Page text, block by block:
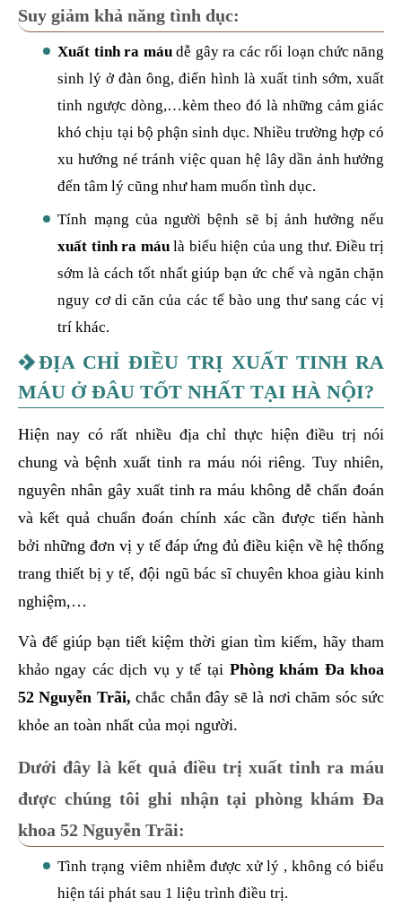
Suy giảm khả năng tình dục:
Xuất tinh ra máudễ gây ra các rối loạn chức năng
sinh lý ở đàn ông, điển hình là xuất tinh sớm, xuất
tinh ngược dòng,…kèm theo đó là những cảm giác
khó chịu tại bộ phận sinh dục. Nhiều trường hợp có
xu hướng né tránh việc quan hệ lây dần ảnh hưởng
đến tâm lý cũng như ham muốn tình dục.
Tính mạng của người bệnh sẽ bị ảnh hưởng nếu
xuất tinh ra máulà biểu hiện của ung thư. Điều trị
sớm là cách tốt nhất giúp bạn ức chế và ngăn chặn
nguy cơ di căn của các tế bào ung thư sang các vị
trí khác.
ĐỊA CHỈ ĐIỀU TRỊ XUẤT TINH RA
MÁU Ở ĐÂU TỐT NHẤT TẠI HÀ NỘI?
Hiện nay có rất nhiều địa chỉ thực hiện điều trị nói
chung và bệnh xuất tinh ra máu nói riêng. Tuy nhiên,
nguyên nhân gây xuất tinh ra máu không dễ chẩn đoán
và kết quả chuẩn đoán chính xác cần được tiến hành
bởi những đơn vị y tế đáp ứng đủ điều kiện về hệ thống
trang thiết bị y tế, đội ngũ bác sĩ chuyên khoa giàu kinh
nghiệm,…
Và để giúp bạn tiết kiệm thời gian tìm kiếm, hãy tham
khảo ngay các dịch vụ y tế tại Phòng khám Đa khoa
52 Nguyễn Trãi, chắc chắn đây sẽ là nơi chăm sóc sức
khỏe an toàn nhất của mọi người.
Dưới đây là kết quả điều trị xuất tinh ra máu
được chúng tôi ghi nhận tại phòng khám Đa
khoa 52 Nguyễn Trãi:
Tình trạng viêm nhiễm được xử lý , không có biểu
hiện tái phát sau 1 liệu trình điều trị.